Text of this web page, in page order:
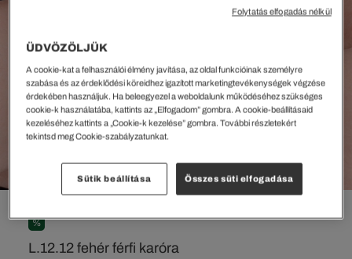
%
L.12.12 fehér férfi karóra
ÜDVÖZÖLJÜK
A cookie-kat a felhasználói élmény javítása, az oldal funkcióinak személyre
szabása és az érdeklődési köreidhez igazított marketingtevékenységek végzése
érdekében használjuk. Ha beleegyezel a weboldalunk működéséhez szükséges
cookie-k használatába, kattints az „Elfogadom” gombra. A cookie-beállításaid
kezeléséhez kattints a „Cookie-k kezelése” gombra. További részletekért
tekintsd meg Cookie-szabályzatunkat.
Sütik beállítása Összes süti elfogadása
Folytatás elfogadás nélkül